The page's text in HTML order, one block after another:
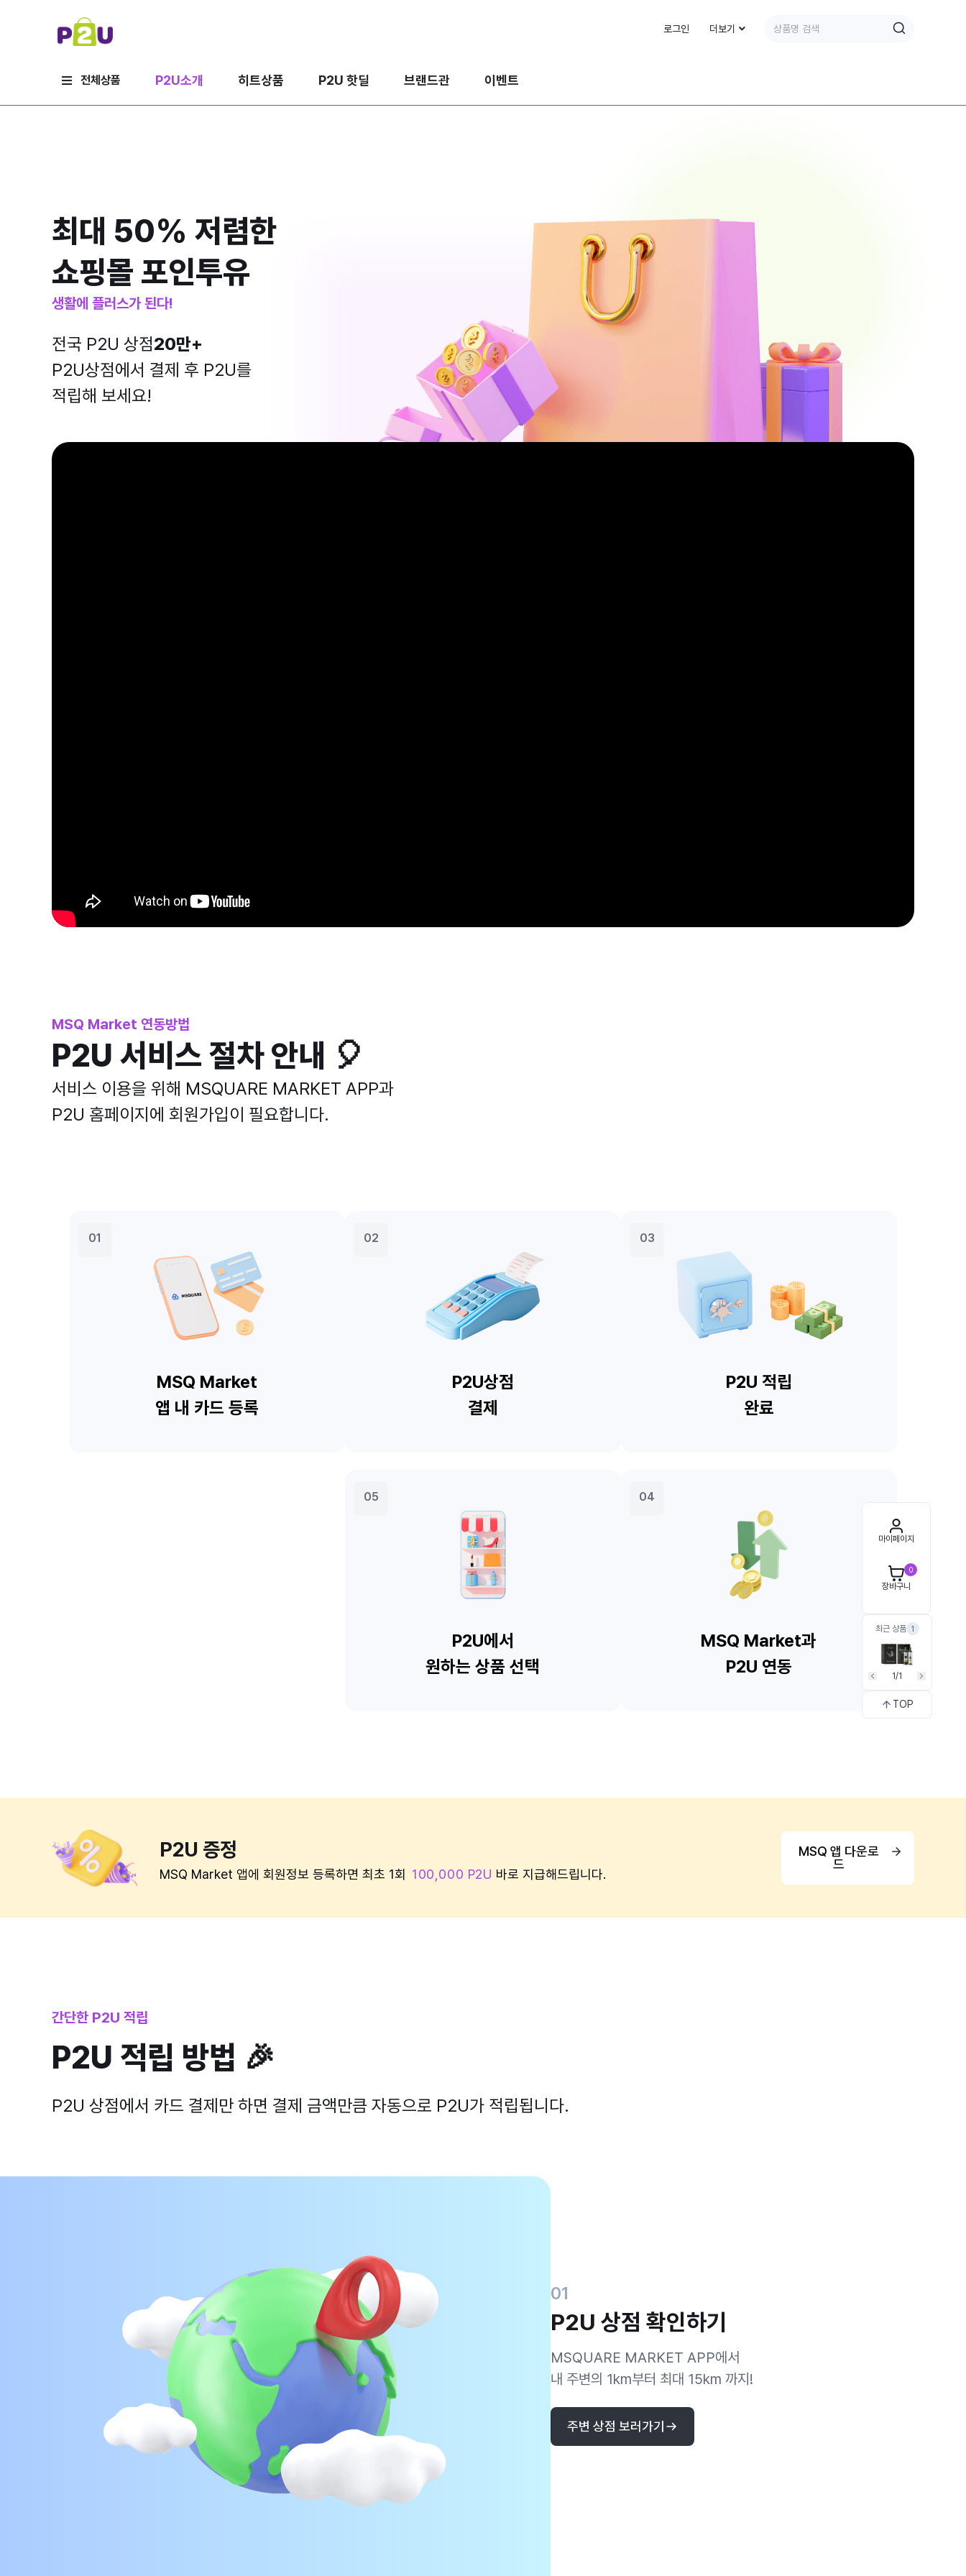
로그인 더보기
전체상품 P2U소개 히트상품 P2U 핫딜 브랜드관 이벤트
마이페이지
0
장바구니
최근 상품 1
1/1
TOP